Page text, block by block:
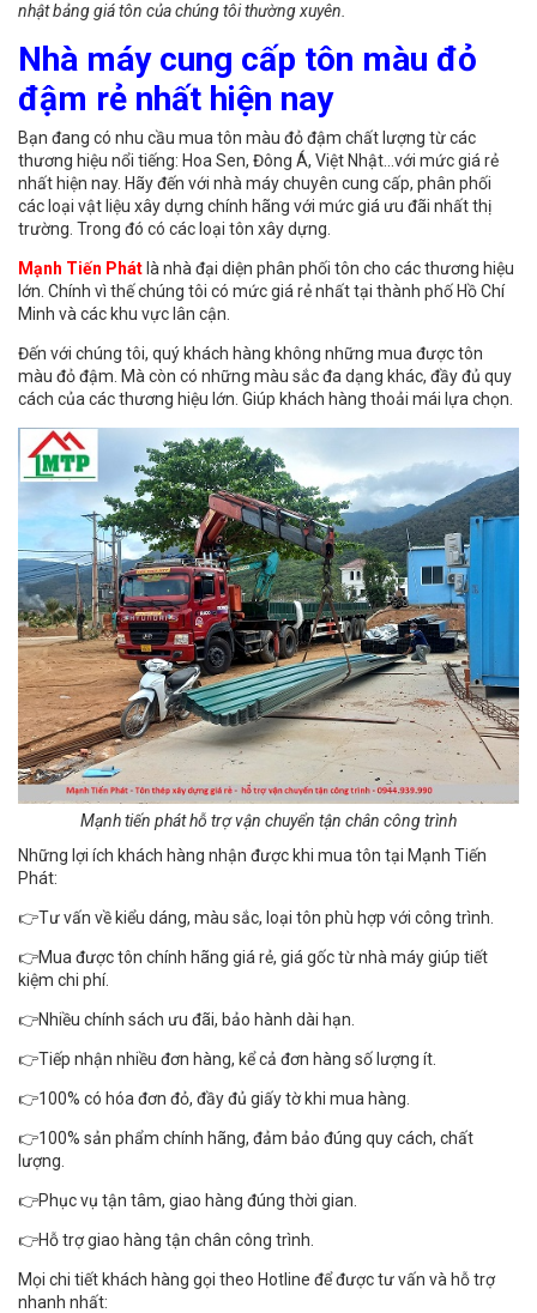
nhật bảng giá tôn của chúng tôi thường xuyên.
Nhà máy cung cấp tôn màu đỏ
đậm rẻ nhất hiện nay
Bạn đang có nhu cầu mua tôn màu đỏ đậm chất lượng từ các
thương hiệu nổi tiếng: Hoa Sen, Đông Á, Việt Nhật…với mức giá rẻ
nhất hiện nay. Hãy đến với nhà máy chuyên cung cấp, phân phối
các loại vật liệu xây dựng chính hãng với mức giá ưu đãi nhất thị
trường. Trong đó có các loại tôn xây dựng.
Mạnh Tiến Phát là nhà đại diện phân phối tôn cho các thương hiệu
lớn. Chính vì thế chúng tôi có mức giá rẻ nhất tại thành phố Hồ Chí
Minh và các khu vực lân cận.
Đến với chúng tôi, quý khách hàng không những mua được tôn
màu đỏ đậm. Mà còn có những màu sắc đa dạng khác, đầy đủ quy
cách của các thương hiệu lớn. Giúp khách hàng thoải mái lựa chọn.
Mạnh tiến phát hỗ trợ vận chuyển tận chân công trình
Những lợi ích khách hàng nhận được khi mua tôn tại Mạnh Tiến
Phát:
👉Tư vấn về kiểu dáng, màu sắc, loại tôn phù hợp với công trình.
👉Mua được tôn chính hãng giá rẻ, giá gốc từ nhà máy giúp tiết
kiệm chi phí.
👉Nhiều chính sách ưu đãi, bảo hành dài hạn.
👉Tiếp nhận nhiều đơn hàng, kể cả đơn hàng số lượng ít.
👉100% có hóa đơn đỏ, đầy đủ giấy tờ khi mua hàng.
👉100% sản phẩm chính hãng, đảm bảo đúng quy cách, chất
lượng.
👉Phục vụ tận tâm, giao hàng đúng thời gian.
👉Hỗ trợ giao hàng tận chân công trình.
Mọi chi tiết khách hàng gọi theo Hotline để được tư vấn và hỗ trợ
nhanh nhất: